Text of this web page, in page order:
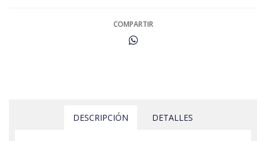
COMPARTIR
DESCRIPCIÓN DETALLES